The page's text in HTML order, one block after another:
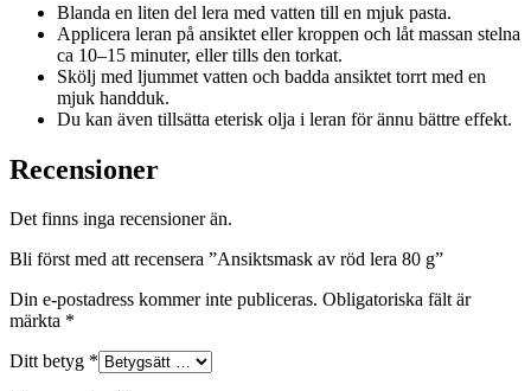
Blanda en liten del lera med vatten till en mjuk pasta.
Applicera leran på ansiktet eller kroppen och låt massan stelna
ca 10–15 minuter, eller tills den torkat.
Skölj med ljummet vatten och badda ansiktet torrt med en
mjuk handduk.
Du kan även tillsätta eterisk olja i leran för ännu bättre effekt.
Recensioner
Det finns inga recensioner än.
Bli först med att recensera ”Ansiktsmask av röd lera 80 g”
Din e-postadress kommer inte publiceras. Obligatoriska fält är
märkta *
Ditt betyg *